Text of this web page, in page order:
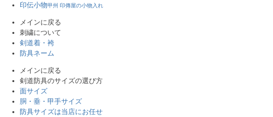
印伝小物甲州 印傳屋の小物入れ
メインに戻る
刺繍について
剣道着・袴
防具ネーム
メインに戻る
剣道防具のサイズの選び方
面サイズ
胴・垂・甲手サイズ
防具サイズは当店にお任せ